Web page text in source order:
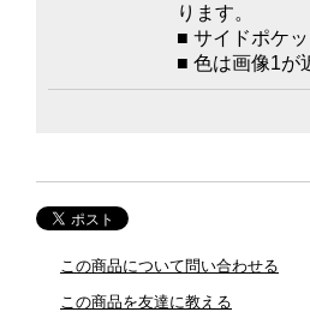
ります。
■ サイドポケ
■ 色は画像1が
この商品について問い合わせる
この商品を友達に教える